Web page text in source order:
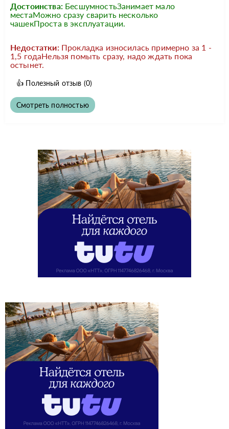
Достоинства: БесшумностьЗанимает мало
местаМожно сразу сварить несколько
чашекПроста в эксплуатации.
Недостатки: Прокладка износилась примерно за 1 -
1,5 годаНельзя помыть сразу, надо ждать пока
остынет.
👍 Полезный отзыв (0)
Смотреть полностью